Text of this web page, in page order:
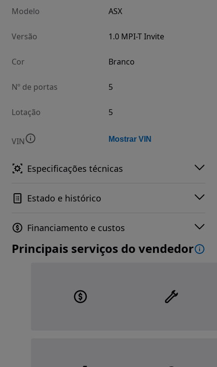
Modelo ASX
Versão 1.0 MPI-T Invite
Cor Branco
Nº de portas 5
Lotação 5
VIN Mostrar VIN
Especificações técnicas
Estado e histórico
Financiamento e custos
Principais serviços do vendedor